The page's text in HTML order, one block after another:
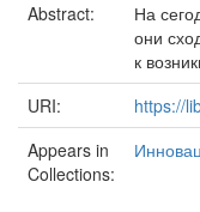
Abstract:
На
они
к
URI:
https://
Appears in
Collections: